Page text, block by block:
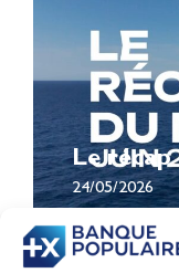
Le récap
24/05/2026